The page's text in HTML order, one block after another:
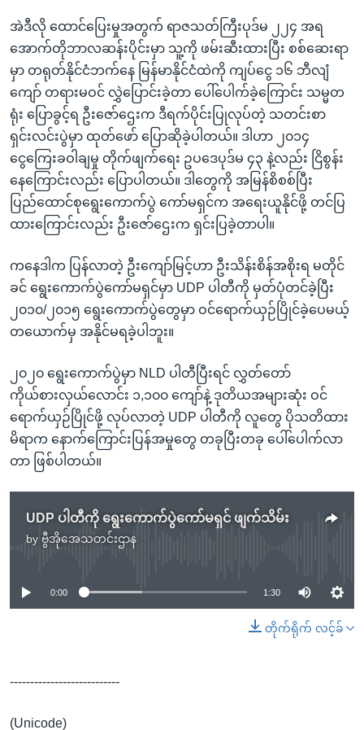
အဲဒီလို ထောင်ပြေးမှုအတွက် ရာဇသတ်ကြီးပုဒ်မ ၂၂၄ အရ
အောက်တိုဘာလဆန်းပိုင်းမှာ သူ့ကို ဖမ်းဆီးထားပြီး စစ်ဆေးရာ
မှာ တရုတ်နိုင်ငံဘက်နေ မြန်မာနိုင်ငံထဲကို ကျပ်ငွေ ၁၆ ဘီလျံ
ကျော် တရားမဝင် လွှဲပြောင်းခဲ့တာ ပေါ်ပေါက်ခဲ့ကြောင်း သမ္မတ
ရုံး ပြောခွင့်ရ ဦးဇော်ဌေးက ဒီရက်ပိုင်းပြုလုပ်တဲ့ သတင်းစာ
ရှင်းလင်းပွဲမှာ ထုတ်ဖော် ပြောဆိုခဲ့ပါတယ်။ ဒါဟာ ၂၀၁၄
ငွေကြေးခဝါချမှု တိုက်ဖျက်ရေး ဥပဒေပုဒ်မ ၄၃ နဲ့လည်း ငြိစွန်း
နေကြောင်းလည်း ပြောပါတယ်။ ဒါတွေကို အမြန်စိစစ်ပြီး
ပြည်ထောင်စုရွေးကောက်ပွဲ ကော်မရှင်က အရေးယူနိုင်ဖို့ တင်ပြ
ထားကြောင်းလည်း ဦးဇော်ဌေးက ရှင်းပြခဲ့တာပါ။
ကနေဒါက ပြန်လာတဲ့ ဦးကျော်မြင့်ဟာ ဦးသိန်းစိန်အစိုးရ မတိုင်
ခင် ရွေးကောက်ပွဲကော်မရှင်မှာ UDP ပါတီကို မှတ်ပုံတင်ခဲ့ပြီး
၂၀၁၀/၂၀၁၅ ရွေးကောက်ပွဲတွေမှာ ဝင်ရောက်ယှဉ်ပြိုင်ခဲ့ပေမယ့်
တယောက်မှ အနိုင်မရခဲ့ပါဘူး။
၂၀၂၀ ရွေးကောက်ပွဲမှာ NLD ပါတီပြီးရင် လွှတ်တော်
ကိုယ်စားလှယ်လောင်း ၁,၁၀၀ ကျော်နဲ့ ဒုတိယအများဆုံး ဝင်
ရောက်ယှဉ်ပြိုင်ဖို့ လုပ်လာတဲ့ UDP ပါတီကို လူတွေ ပိုသတိထား
မိရာက နောက်ကြောင်းပြန်အမှုတွေ တခုပြီးတခု ပေါ်ပေါက်လာ
တာ ဖြစ်ပါတယ်။
UDP ပါတီကို ရွေးကောက်ပွဲကော်မရှင် ဖျက်သိမ်း
by ဗွီအိုအေသတင်းဌာန
No media source currently available
0:00 1:30
တိုက်ရိုက် လင့်ခ်
---------------------------
(Unicode)